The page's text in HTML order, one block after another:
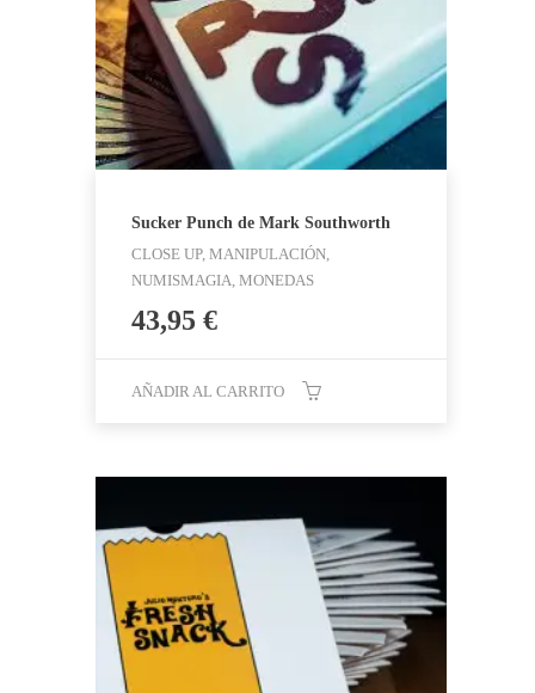
Sucker Punch de Mark Southworth
CLOSE UP, MANIPULACIÓN,
NUMISMAGIA, MONEDAS
43,95 €
AÑADIR AL CARRITO